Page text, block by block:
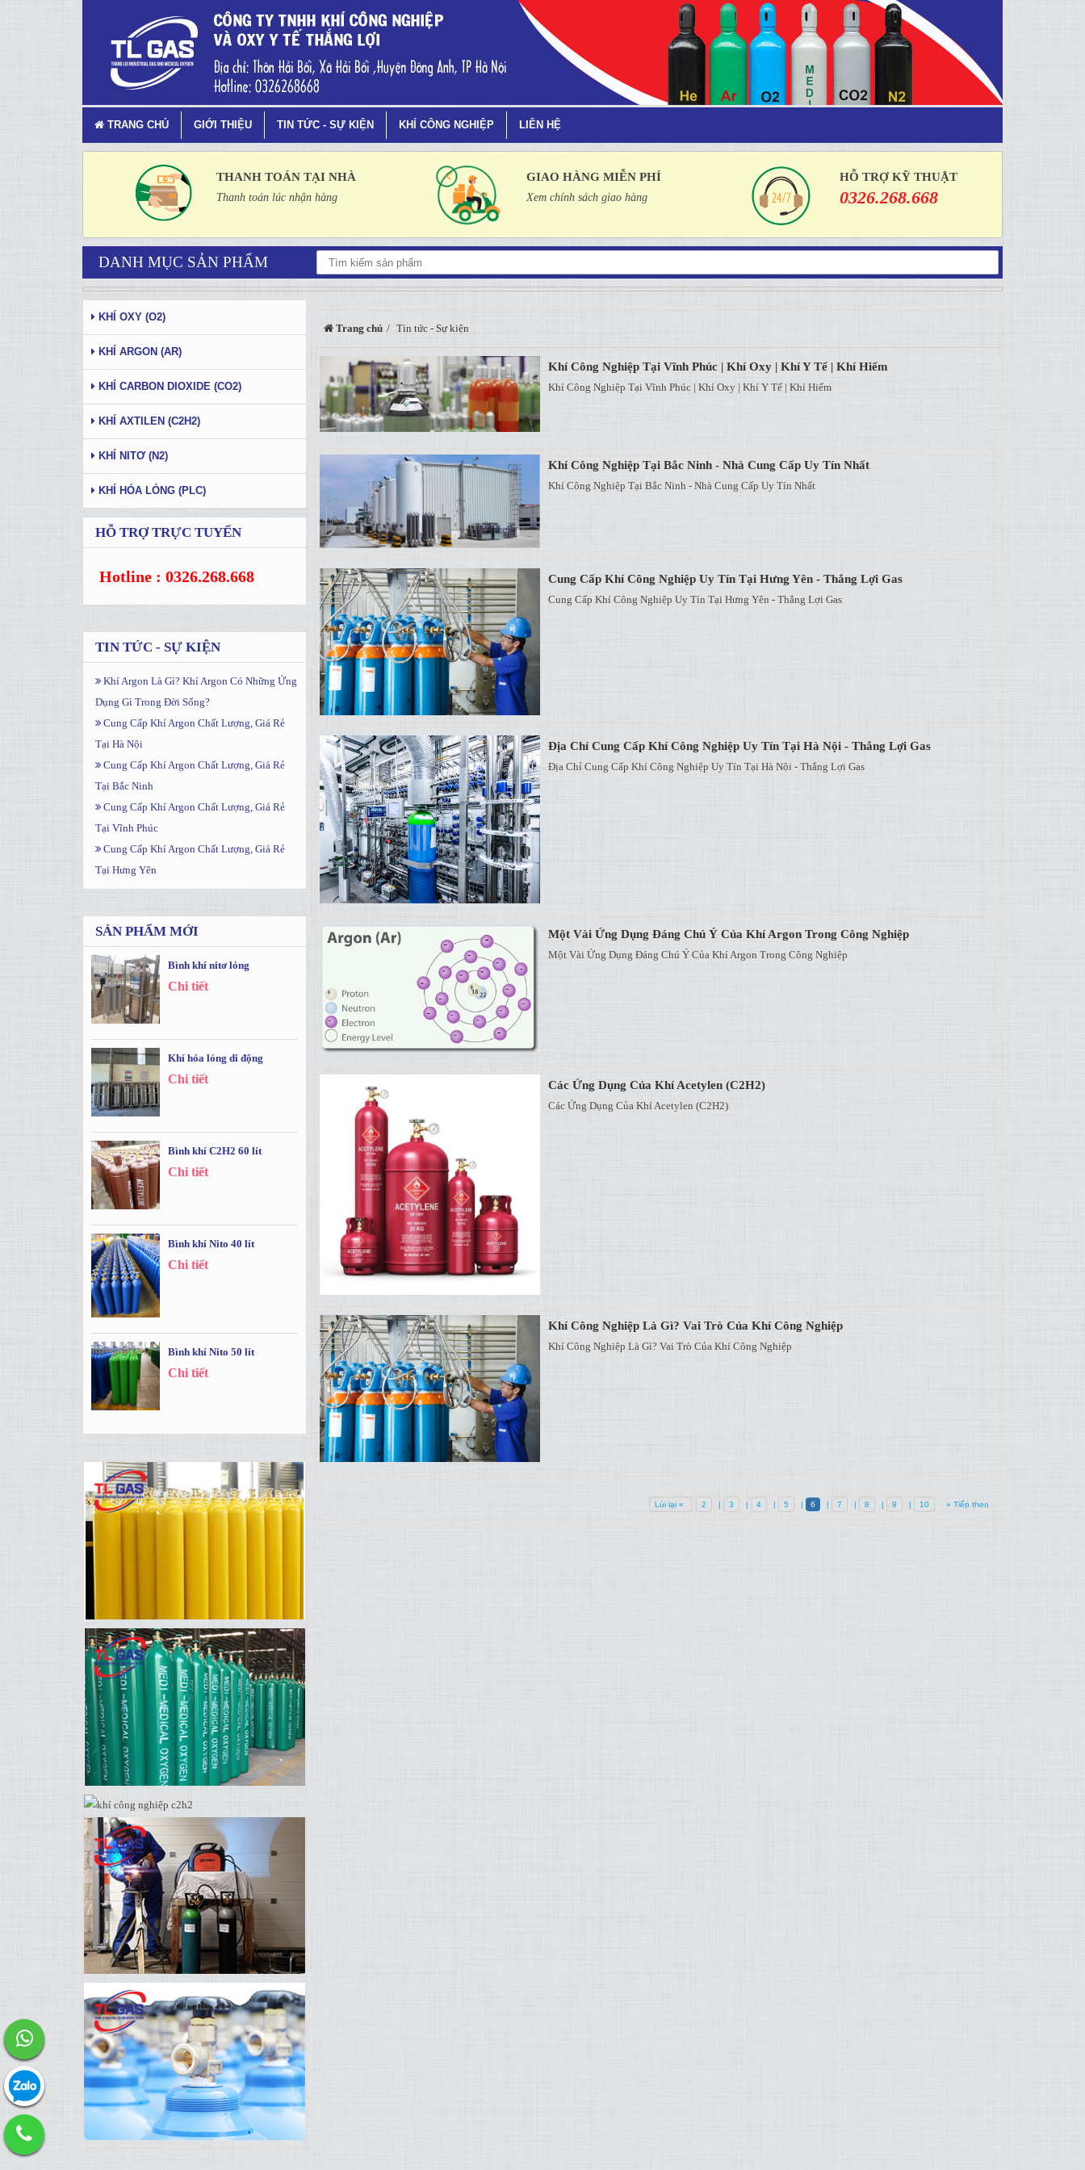
Tin tức - Sự kiện - Trang 6
TRANG CHỦ GIỚI THIỆU TIN TỨC - SỰ KIỆN KHÍ CÔNG NGHIỆP LIÊN HỆ
THANH TOÁN TẠI NHÀ
Thanh toán lúc nhận hàng
GIAO HÀNG MIỄN PHÍ
Xem chính sách giao hàng
HỖ TRỢ KỸ THUẬT
0326.268.668
DANH MỤC SẢN PHẨM
Trang chủ Tin tức - Sự kiện
Khí Công Nghiệp Tại Vĩnh Phúc | Khí Oxy | Khí Y Tế | Khí Hiếm
Khí Công Nghiệp Tại Vĩnh Phúc | Khí Oxy | Khí Y Tế | Khí Hiếm
Khí Công Nghiệp Tại Bắc Ninh - Nhà Cung Cấp Uy Tín Nhất
Khí Công Nghiệp Tại Bắc Ninh - Nhà Cung Cấp Uy Tín Nhất
Cung Cấp Khí Công Nghiệp Uy Tín Tại Hưng Yên - Thắng Lợi Gas
Cung Cấp Khí Công Nghiệp Uy Tín Tại Hưng Yên - Thắng Lợi Gas
Địa Chỉ Cung Cấp Khí Công Nghiệp Uy Tín Tại Hà Nội - Thắng Lợi Gas
Địa Chỉ Cung Cấp Khí Công Nghiệp Uy Tín Tại Hà Nội - Thắng Lợi Gas
Một Vài Ứng Dụng Đáng Chú Ý Của Khí Argon Trong Công Nghiệp
Một Vài Ứng Dụng Đáng Chú Ý Của Khí Argon Trong Công Nghiệp
Các Ứng Dụng Của Khí Acetylen (C2H2)
Các Ứng Dụng Của Khí Acetylen (C2H2)
Khí Công Nghiệp Là Gì? Vai Trò Của Khí Công Nghiệp
Khí Công Nghiệp Là Gì? Vai Trò Của Khí Công Nghiệp
Lùi lại « 2 | 3 | 4 | 5 | 6 | 7 | 8 | 9 | 10 » Tiếp theo
KHÍ OXY (O2)
KHÍ ARGON (AR)
KHÍ CARBON DIOXIDE (CO2)
KHÍ AXTILEN (C2H2)
KHÍ NITƠ (N2)
KHÍ HÓA LỎNG (PLC)
HỖ TRỢ TRỰC TUYẾN
Hotline : 0326.268.668
TIN TỨC - SỰ KIỆN
Khí Argon Là Gì? Khí Argon Có Những Ứng
Dụng Gì Trong Đời Sống?
Cung Cấp Khí Argon Chất Lượng, Giá Rẻ
Tại Hà Nội
Cung Cấp Khí Argon Chất Lượng, Giá Rẻ
Tại Bắc Ninh
Cung Cấp Khí Argon Chất Lượng, Giá Rẻ
Tại Vĩnh Phúc
Cung Cấp Khí Argon Chất Lượng, Giá Rẻ
Tại Hưng Yên
SẢN PHẨM MỚI
Bình khí nitơ lỏng
Chi tiết
Khí hóa lỏng di động
Chi tiết
Bình khí C2H2 60 lít
Chi tiết
Bình khí Nito 40 lít
Chi tiết
Bình khí Nito 50 lít
Chi tiết